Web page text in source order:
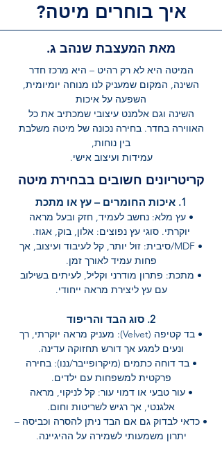
איך בוחרים מיטה?
מאת המעצבת שנהב ג.
המיטה היא לא רק רהיט – היא מרכז חדר
השינה, המקום שמעניק לנו מנוחה יומיומית,
השפעה על איכות
השינה וגם אלמנט עיצובי שמכתיב את כל
האווירה בחדר. בחירה נכונה של מיטה משלבת
בין נוחות,
עמידות ועיצוב אישי.
קריטריונים חשובים בבחירת מיטה
1. איכות החומרים – עץ או מתכת
• עץ מלא: נחשב לעמיד, חזק ובעל מראה
יוקרתי. סוגי עץ נפוצים: אלון, בוק, אגוז.
• MDF/סיבית: זול יותר, קל לעיבוד ועיצוב, אך
פחות עמיד לאורך זמן.
• מתכת: פתרון מודרני וקליל, לעיתים בשילוב
עם עץ ליצירת מראה ייחודי.
2. סוג הבד והריפוד
• בד קטיפה (Velvet): מעניק מראה יוקרתי, רך
ונעים למגע אך דורש תחזוקה עדינה.
• בד דוחה כתמים (מיקרופייבר/ננו): בחירה
פרקטית למשפחות עם ילדים.
• עור טבעי או דמוי עור: קל לניקוי, מראה
אלגנטי, אך רגיש לשריטות וחום.
• כדאי לבדוק גם אם הבד ניתן להסרה וכביסה –
יתרון משמעותי לשמירה על ההיגיינה.